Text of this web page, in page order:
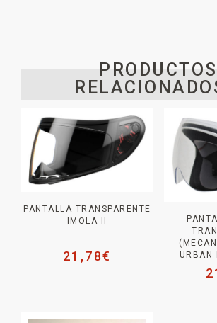
PRODUCTOS
PANTALLA TRANSPARENTE
IMOLA II
21,78€
URBAN